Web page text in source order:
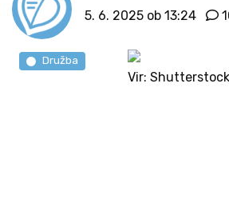
5. 6. 2025 ob 13:24
Vir: Shutterstock
Družba